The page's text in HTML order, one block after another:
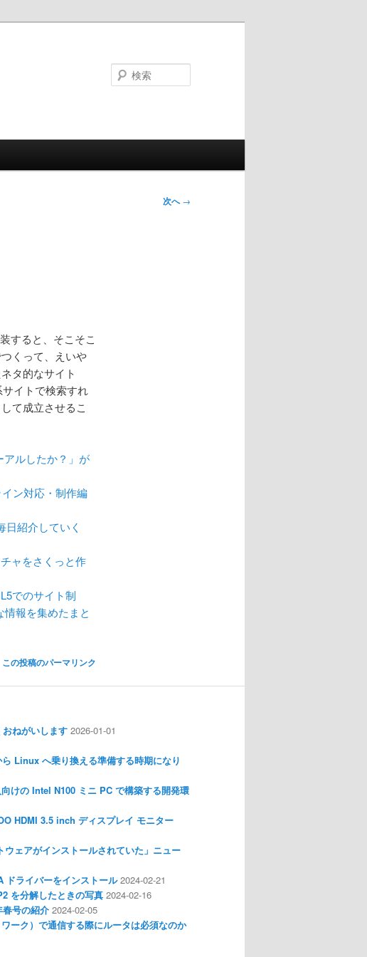
次へ→
すると、そこそこ
くって、えいや
タ的なサイト
イトで検索すれ
て成立させるこ
アルしたか？」が
ン対応・制作編
紹介していく
ャをさくっと作
でのサイト制
報を集めたまと
この投稿のパーマリンク
ねがいします 2026-01-01
Linux へ乗り換える準備する時期になり
けの Intel N100 ミニ PC で構築する開発環
HDMI 3.5 inch ディスプレイ モニター
ウェアがインストールされていた」ニュー
ドライバーをインストール 2024-02-21
を分解したときの写真 2024-02-16
春号の紹介 2024-02-05
ーク）で通信する際にルータは必須なのか